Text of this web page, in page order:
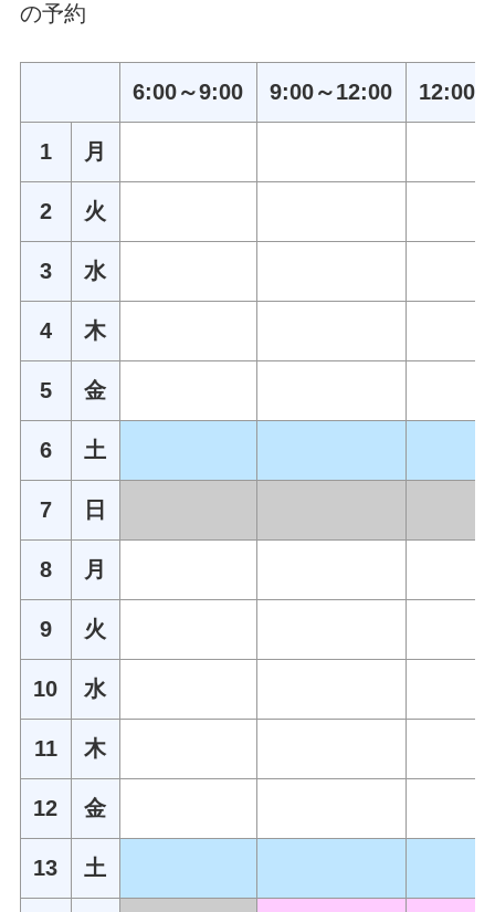
の予約
6:00～9:00 9:00～12:00 12:00
1 月
2 火
3 水
4 木
5 金
6 土
7 日
8 月
9 火
10 水
11 木
12 金
13 土